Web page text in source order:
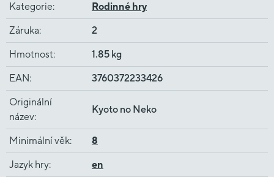
Kategorie: Rodinné hry
Záruka: 2
Hmotnost: 1.85 kg
EAN: 3760372233426
Originální
název:
Kyoto no Neko
Minimální věk: 8
Jazyk hry: en